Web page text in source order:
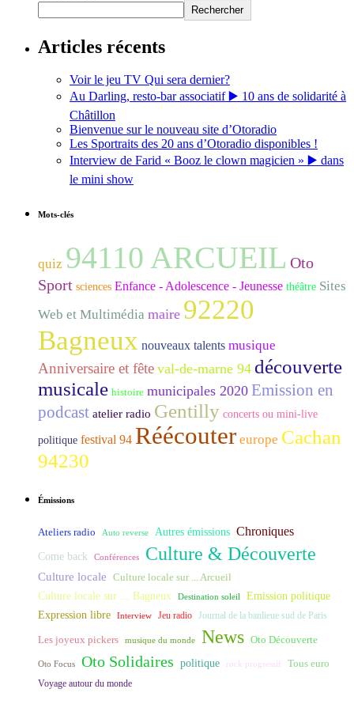
Rechercher
Articles récents
Voir le jeu TV Qui sera dernier?
Au Darling, resto-bar associatif ▶️ 10 ans de solidarité à
Châtillon
Bienvenue sur le nouveau site d’Otoradio
Les Sportraits des 20 ans d’Otoradio disponibles !
Interview de Farid « Booz le clown magicien » ▶️ dans
le mini show
Mots-clés
quiz 94110 ARCUEIL Oto
Sport sciences Enfance - Adolescence - Jeunesse théâtre Sites
Web et Multimédia maire 92220
Bagneux nouveaux talents musique
Anniversaire et fête val-de-marne 94 découverte
musicale histoire municipales 2020 Emission en
podcast atelier radio Gentilly concerts ou mini-live
politique festival 94 Réécouter europe Cachan
94230
Émissions
Ateliers radio Auto reverse Autres émissions Chroniques
Come back Conférences Culture & Découverte
Culture locale Culture locale sur ... Arcueil
Culture locale sur ... Bagneux Destination soleil Emission politique
Expression libre Interview Jeu radio Journal de la banlieue sud de Paris
Les joyeux pickers musique du monde News Oto Découverte
Oto Focus Oto Solidaires politique rock progressif Tous euro
Voyage autour du monde